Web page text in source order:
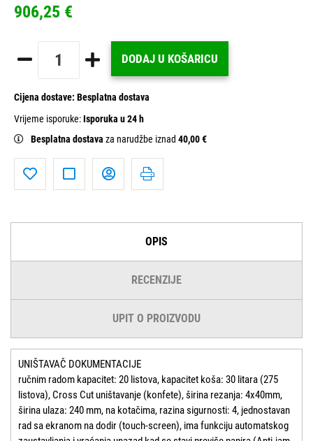
906,25 €
DODAJ U KOŠARICU
Cijena dostave: Besplatna dostava
Vrijeme isporuke:Isporuka u 24 h
Besplatna dostava za narudžbe iznad 40,00 €
OPIS
RECENZIJE
UPIT O PROIZVODU
UNIŠTAVAČ DOKUMENTACIJE
ručnim radom kapacitet: 20 listova, kapacitet koša: 30 litara (275
listova), Cross Cut uništavanje (konfete), širina rezanja: 4x40mm,
širina ulaza: 240 mm, na kotačima, razina sigurnosti: 4, jednostavan
rad sa ekranom na dodir (touch-screen), ima funkciju automatskog